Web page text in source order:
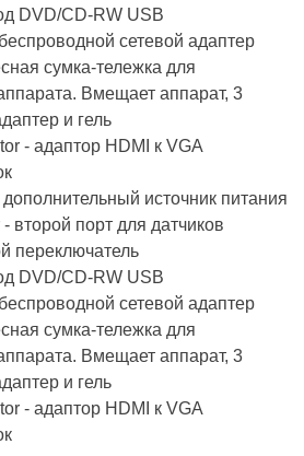
DVD/CD-RW USB
сетевой адаптер
сумка-тележка для
Вмещает аппарат, 3
и гель
- адаптор HDMI к VGA
источник питания
второй порт для датчиков
переключатель
DVD/CD-RW USB
сетевой адаптер
сумка-тележка для
Вмещает аппарат, 3
и гель
- адаптор HDMI к VGA